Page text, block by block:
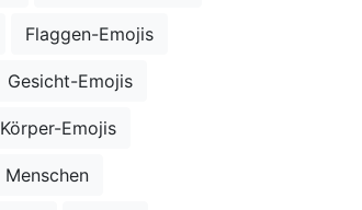
Flaggen-Emojis
Gesicht-Emojis
Körper-Emojis
Menschen